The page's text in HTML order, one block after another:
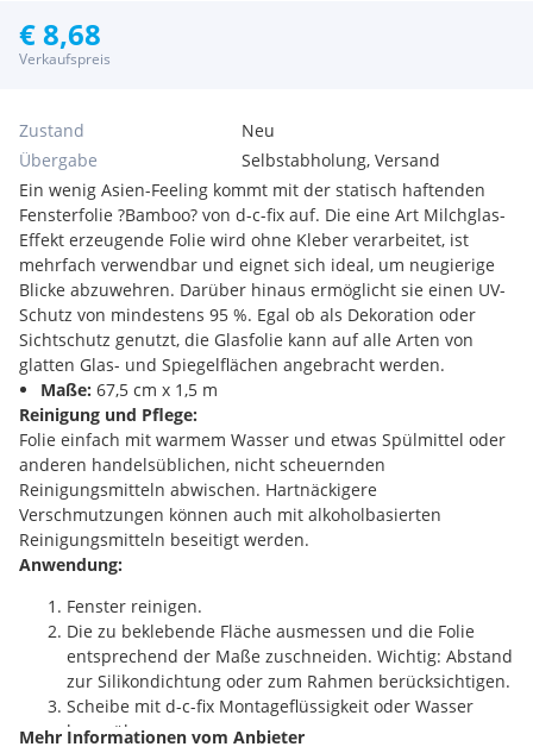
€ 8,68
Verkaufspreis
Zustand
Neu
Übergabe
Selbstabholung, Versand
Ein wenig Asien-Feeling kommt mit der statisch haftenden
Fensterfolie ?Bamboo? von d-c-fix auf. Die eine Art Milchglas-
Effekt erzeugende Folie wird ohne Kleber verarbeitet, ist
mehrfach verwendbar und eignet sich ideal, um neugierige
Blicke abzuwehren. Darüber hinaus ermöglicht sie einen UV-
Schutz von mindestens 95 %. Egal ob als Dekoration oder
Sichtschutz genutzt, die Glasfolie kann auf alle Arten von
glatten Glas- und Spiegelflächen angebracht werden.
Maße: 67,5 cm x 1,5 m
Reinigung und Pflege:
Folie einfach mit warmem Wasser und etwas Spülmittel oder
anderen handelsüblichen, nicht scheuernden
Reinigungsmitteln abwischen. Hartnäckigere
Verschmutzungen können auch mit alkoholbasierten
Reinigungsmitteln beseitigt werden.
Anwendung:
Fenster reinigen.
Die zu beklebende Fläche ausmessen und die Folie
entsprechend der Maße zuschneiden. Wichtig: Abstand
zur Silikondichtung oder zum Rahmen berücksichtigen.
Scheibe mit d-c-fix Montageflüssigkeit oder Wasser
besprühen.
Mehr Informationen vom Anbieter